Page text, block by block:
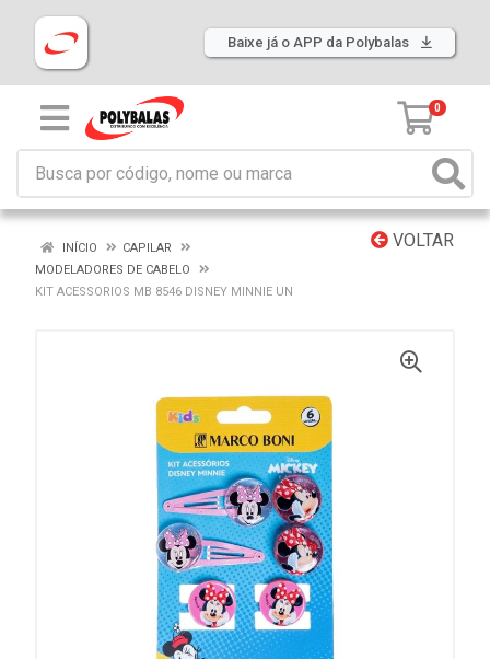
Baixe já o APP da Polybalas
0
VOLTAR
INÍCIO
CAPILAR
MODELADORES DE CABELO
KIT ACESSORIOS MB 8546 DISNEY MINNIE UN